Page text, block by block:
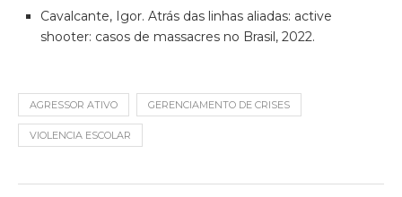
Cavalcante, Igor. Atrás das linhas aliadas: active
shooter: casos de massacres no Brasil, 2022.
AGRESSOR ATIVO GERENCIAMENTO DE CRISES
VIOLENCIA ESCOLAR